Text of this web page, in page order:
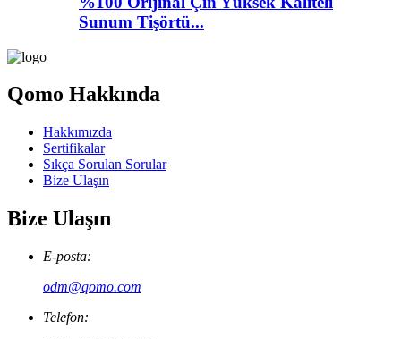
Sunum Tişörtü...
Qomo Hakkında
Hakkımızda
Sertifikalar
Sıkça Sorulan Sorular
Bize Ulaşın
Bize Ulaşın
E-posta:
odm@qomo.com
Telefon: